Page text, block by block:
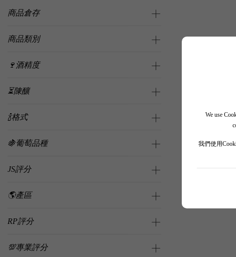
We use
我們使用
商品倉存
商品類別
🍷酒精度
⏳陳釀
🍾格式
🍇葡萄品種
JS評分
🌎產區
RP評分
💯專業評分